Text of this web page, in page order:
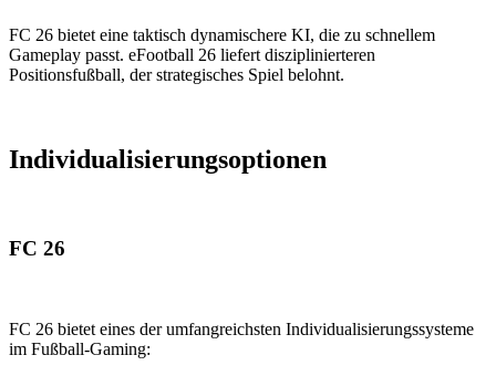
FC 26 bietet eine taktisch dynamischere KI, die zu schnellem
Gameplay passt. eFootball 26 liefert disziplinierteren
Positionsfußball, der strategisches Spiel belohnt.
Individualisierungsoptionen
FC 26
FC 26 bietet eines der umfangreichsten Individualisierungssysteme
im Fußball-Gaming: